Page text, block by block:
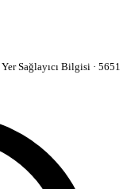
Yer Sağlayıcı Bilgisi · 5651